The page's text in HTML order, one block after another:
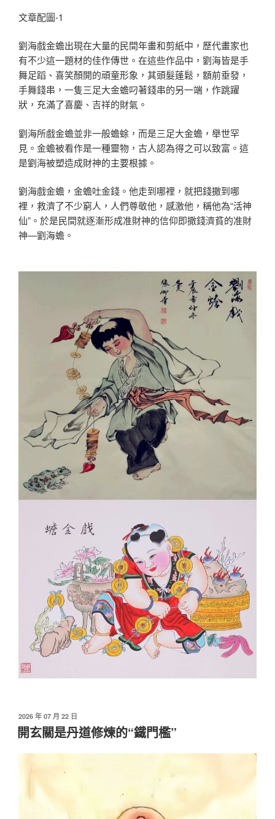
文章配圖-1
劉海戲金蟾出現在大量的民間年畫和剪紙中，歷代畫家也
有不少這一題材的佳作傳世。在這些作品中，劉海皆是手
舞足蹈、喜笑顏開的頑童形象，其頭髮蓬鬆，額前垂發，
手舞錢串，一隻三足大金蟾叼著錢串的另一端，作跳躍
狀，充滿了喜慶、吉祥的財氣。
劉海所戲金蟾並非一般蟾蜍，而是三足大金蟾，舉世罕
見。金蟾被看作是一種靈物，古人認為得之可以致富。這
是劉海被塑造成財神的主要根據。
劉海戲金蟾，金蟾吐金錢。他走到哪裡，就把錢撒到哪
裡，救濟了不少窮人，人們尊敬他，感激他，稱他為“活神
仙”。於是民間就逐漸形成准財神的信仰即撒錢濟貧的准財
神—劉海蟾。
發
佈
於
2026 年 07 月 22 日
開玄關是丹道修煉的“鐵門檻”